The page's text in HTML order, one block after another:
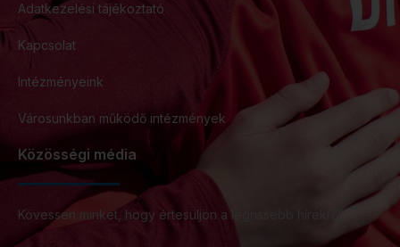
Adatkezelési tájékoztató
Kapcsolat
Intézményeink
Városunkban működő intézmények
Közösségi média
Kövessen minket, hogy értesüljön a legrissebb hírekről!